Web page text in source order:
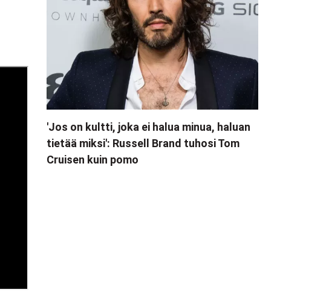
'Jos on kultti, joka ei halua minua, haluan
tietää miksi': Russell Brand tuhosi Tom
Cruisen kuin pomo